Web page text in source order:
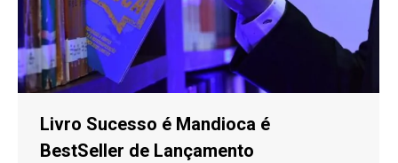
Livro Sucesso é Mandioca é
BestSeller de Lançamento